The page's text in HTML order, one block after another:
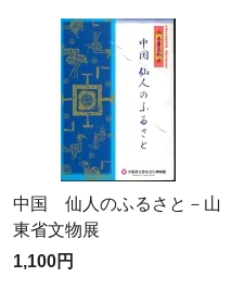
中国 仙人のふるさと－山
東省文物展
1,100円